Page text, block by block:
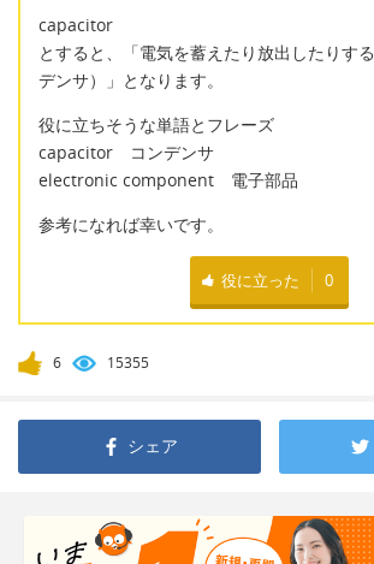
capacitor
とすると、「電気を蓄えたり放出したりする
デンサ）」となります。
役に立ちそうな単語とフレーズ
capacitor コンデンサ
electronic component 電子部品
参考になれば幸いです。
役に立った 0
6 15355
シェア